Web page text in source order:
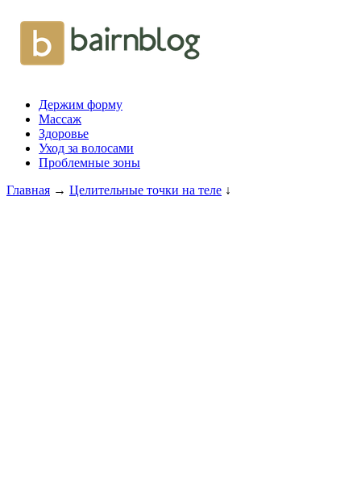
Держим форму
Массаж
Здоровье
Уход за волосами
Проблемные зоны
Главная → Целительные точки на теле ↓